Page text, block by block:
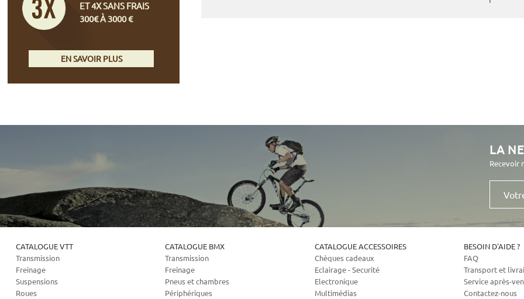
ET 4X SANS FRAIS
300€ À 3000 €
EN SAVOIR PLUS
LA
Recevoir
Votre
mail
CATALOGUE VTT
Transmission
Freinage
Suspensions
Roues
CATALOGUE BMX
Transmission
Freinage
Pneus et chambres
Périphériques
CATALOGUE ACCESSOIRES
Chèques cadeaux
Eclairage - Securité
Electronique
Multimédias
BESOIN D'AIDE ?
FAQ
Transport et
Service après-
Contactez-nous